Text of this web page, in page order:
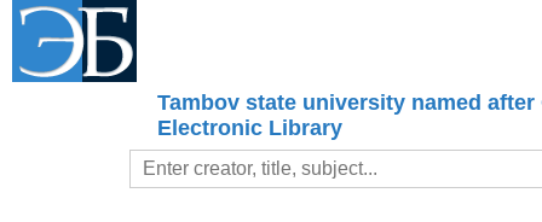
Tambov state university named after
Electronic Library